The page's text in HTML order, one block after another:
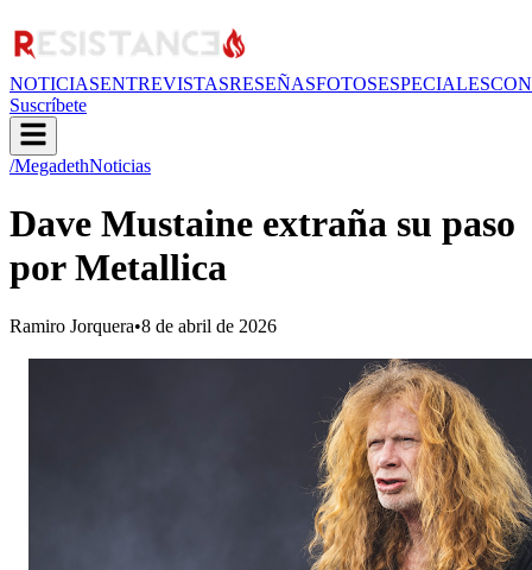
NOTICIASENTREVISTASRESEÑASFOTOSESPECIALES
Suscríbete
/MegadethNoticias
Dave Mustaine extraña su paso
por Metallica
Ramiro Jorquera•8 de abril de 2026